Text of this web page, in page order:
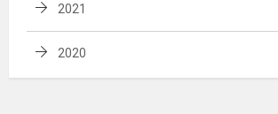
2021
2020